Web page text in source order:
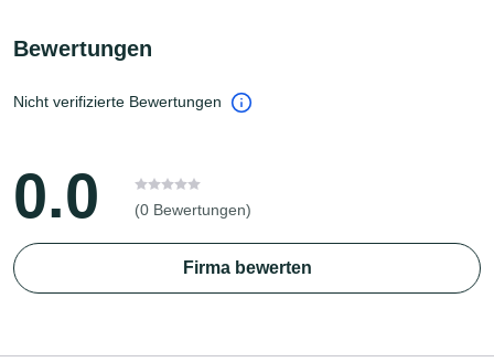
Bewertungen
Nicht verifizierte Bewertungen
0.0 (0 Bewertungen)
Firma bewerten